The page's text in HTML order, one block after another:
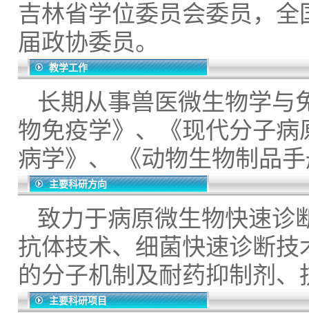
吉林省学位委员会委员，
届政协委员。
教学工作
长期从事兽医微生物学与
物免疫学》、《现代分子
病学》、 《动物生物制品
主要科研方向
致力于病原微生物快速诊
抗体技术、细菌快速诊断
的分子机制及耐药抑制剂
主要科研项目